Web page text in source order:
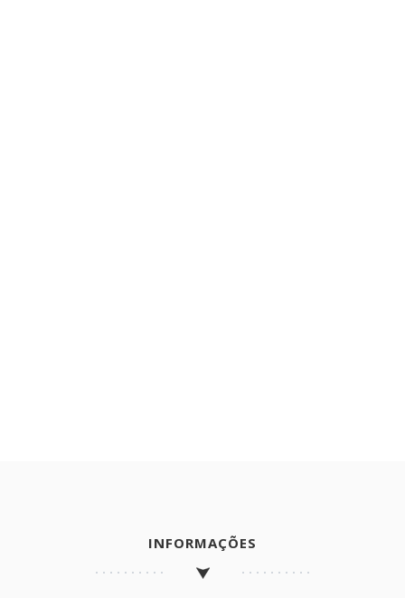
INFORMAÇÕES